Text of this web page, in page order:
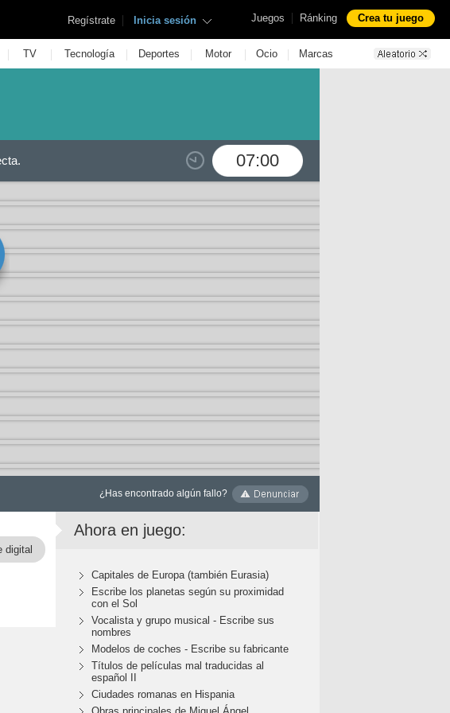
Juegos | Ránking Crea tu juego
Regístrate | Inicia sesión
| TV | Tecnología | Deportes | Motor | Ocio | Marcas
07:00
¿Has encontrado algún fallo?
digital
Ahora en juego:
Capitales de Europa (también Eurasia)
Escribe los planetas según su proximidad
con el Sol
Vocalista y grupo musical - Escribe sus
nombres
Modelos de coches - Escribe su fabricante
Títulos de películas mal traducidas al
español II
Ciudades romanas en Hispania